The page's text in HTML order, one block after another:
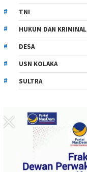
TNI
HUKUM DAN KRIMINAL
DESA
USN KOLAKA
SULTRA